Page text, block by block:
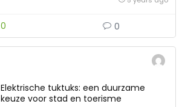
0 0
Elektrische tuktuks: een duurzame
keuze voor stad en toerisme